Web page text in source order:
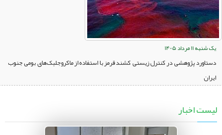
یک شنبه 11 مرداد 1405
دستاورد پژوهشی در کنترل زیستی کشند قرمز با استفاده از ماکروجلبک‌های بومی جنوب
ایران
لیست اخبار